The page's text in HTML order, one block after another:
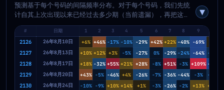
预测基于每个号码的间隔频率分布。对于每个号码，我们先统
计自其上次出现以来已经过去多少期（当前遗漏），再把这个
遗漏长度向未来期次投射。在每个预测的间隔长度上，把经验
频率（实际观察到的频率）与理论频率（期望值）进行比较。
如果某个号码比平时更久未开出，也就是它在这个遗漏长度上
的实际概率高于理论概率，则偏差为正（偏热，红色）；如果
号码刚开出不久，而较短间隔在历史上较少出现，则偏差为负
（偏冷，蓝色）。颜色越深，偏差越强。使用切换按钮可在相
对值（%）和绝对值（百分点）之间切换。
# 日期 1 2 3 4 5 6 7 8 9
2126 26年8月10日 +6% +46% -17% -10% -29% +42% +22% -40% -69%
2127 26年8月13日 +10% +12% +3% -5% -27% 0% -29% -24% -64% -25%
2128 26年8月17日 +18% -32% +55% +21% +28% -8% +51% -3% +109% -73%
2129 26年8月20日 +43% -5% -46% +4% -26% -7% -36% -44% -3% -14%
2130 26年8月24日 -10% -9% +10% +14% +1% -3% -26% -2% +13% +18%